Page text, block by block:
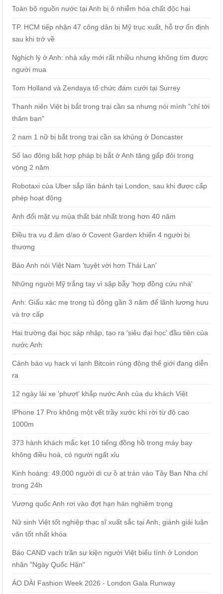
Toàn bộ nguồn nước tại Anh bị ô nhiễm hóa chất độc hại
TP. HCM tiếp nhận 47 công dân bị Mỹ trục xuất, hỗ trợ ổn định
sau khi trở về
Nghịch lý ở Anh: nhà xây mới rất nhiều nhưng không tìm được
người mua
Tom Holland và Zendaya tổ chức đám cưới tại Surrey
Thanh niên Việt bị bắt trong trại cần sa nhưng nói mình "chỉ tới
thăm bạn"
2 nam 1 nữ bị bắt trong trại cần sa khủng ở Doncaster
Số lao động bất hợp pháp bị bắt ở Anh tăng gấp đôi trong
vòng 2 năm
Robotaxi của Uber sắp lăn bánh tại London, sau khi được cấp
phép hoạt động
Anh đối mặt vụ mùa thất bát nhất trong hơn 40 năm
Điều tra vụ đ.âm d/ao ở Covent Garden khiến 4 người bị
thương
Báo Anh nói Việt Nam 'tuyệt vời hơn Thái Lan'
Những người Mỹ trắng tay vì sập bẫy 'hợp đồng cứu nhà'
Anh: Giấu xác mẹ trong tủ đông gần 3 năm để lãnh lương hưu
và trợ cấp
Hai trường đại học sáp nhập, tạo ra 'siêu đại học' đầu tiên của
nước Anh
Cảnh báo vụ hack ví lạnh Bitcoin rúng động thế giới đang diễn
ra
12 ngày lái xe 'phượt' khắp nước Anh của du khách Việt
IPhone 17 Pro không một vết trầy xước khi rời từ độ cao
1000m
373 hành khách mắc kẹt 10 tiếng đồng hồ trong máy bay
không điều hoà, có người ngất xỉu
Kinh hoàng: 49.000 người di cư ồ ạt tràn vào Tây Ban Nha chỉ
trong 24h
Vương quốc Anh rơi vào đợt hạn hán nghiêm trọng
Nữ sinh Việt tốt nghiệp thạc sĩ xuất sắc tại Anh, giành giải luận
văn tốt nhất khóa
Báo CAND vạch trần sự kiện người Việt biểu tình ở London
nhân "Ngày Quốc Hận"
ÁO DÀI Fashion Week 2026 - London Gala Runway